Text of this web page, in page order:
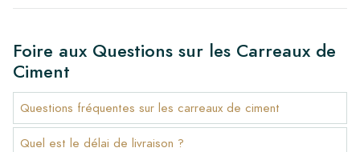
Foire aux Questions sur les Carreaux de
Ciment
Questions fréquentes sur les carreaux de ciment
Quel est le délai de livraison ?